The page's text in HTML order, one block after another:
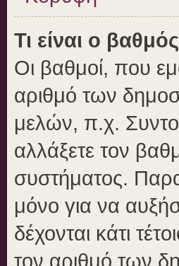
Τι είναι ο
Οι βαθμοί, που
αριθμό των
μελών, π.χ.
αλλάξετε τον
συστήματος.
μόνο για να
δέχονται κάτι
τον αριθμό των